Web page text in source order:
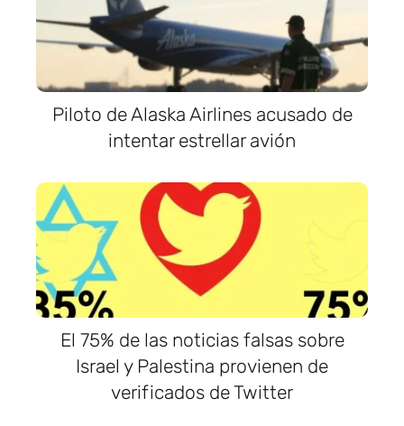
Piloto de Alaska Airlines acusado de
intentar estrellar avión
El 75% de las noticias falsas sobre
Israel y Palestina provienen de
verificados de Twitter